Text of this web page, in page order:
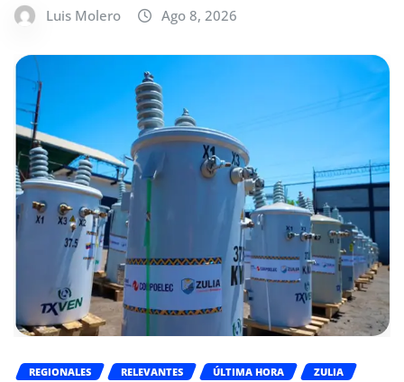
Luis Molero Ago 8, 2026
REGIONALES RELEVANTES ÚLTIMA HORA ZULIA